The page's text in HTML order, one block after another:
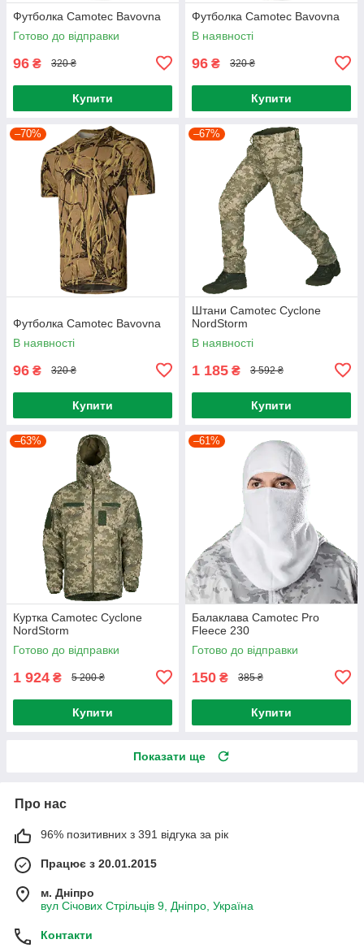
Футболка Camotec Bavovna
Готово до відправки
96 ₴ 320 ₴
Купити
Футболка Camotec Bavovna
В наявності
96 ₴ 320 ₴
Купити
–70%
Футболка Camotec Bavovna
В наявності
96 ₴ 320 ₴
Купити
–67%
Штани Camotec Cyclone
NordStorm
В наявності
1 185 ₴ 3 592 ₴
Купити
–63%
Куртка Camotec Cyclone
NordStorm
Готово до відправки
1 924 ₴ 5 200 ₴
Купити
–61%
Балаклава Camotec Pro
Fleece 230
Готово до відправки
150 ₴ 385 ₴
Купити
Показати ще
Про нас
96% позитивних з 391 відгука за рік
Працює з 20.01.2015
м. Дніпро
вул Січових Стрільців 9, Дніпро, Україна
Контакти